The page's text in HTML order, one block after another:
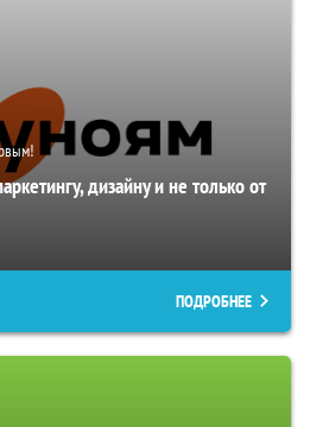
дизайну и не только от
ПОДРОБНЕЕ